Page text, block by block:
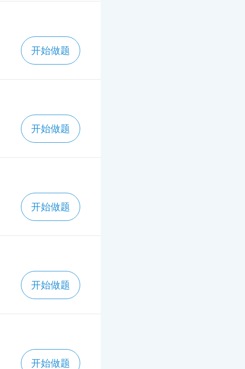
开始做题
开始做题
开始做题
开始做题
开始做题